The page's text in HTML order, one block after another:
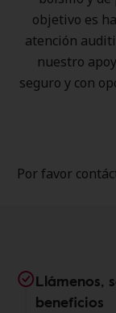
objetivo es
atención
nuestro
seguro y con
Por favor
Llámenos,
beneficios